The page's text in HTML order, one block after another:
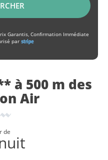
Garantis, Confirmation Immédiate
par
à 500 m des
Air
de